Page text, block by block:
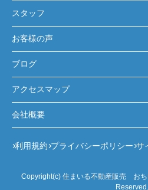
スタッフ
お客様の声
ブログ
アクセスマップ
会社概要
利用規約 プライバシーポリシー サ
Copyright(c) 住まいる不動産販売 お
Reserved.